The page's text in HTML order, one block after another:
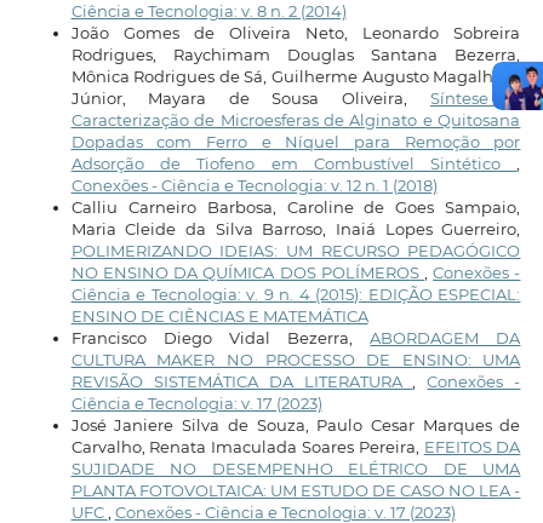
Ciência e Tecnologia: v. 8 n. 2 (2014)
João Gomes de Oliveira Neto, Leonardo Sobreira
Rodrigues, Raychimam Douglas Santana Bezerra,
Mônica Rodrigues de Sá, Guilherme Augusto Magalhães
Júnior, Mayara de Sousa Oliveira, Síntese e
Caracterização de Microesferas de Alginato e Quitosana
Dopadas com Ferro e Níquel para Remoção por
Adsorção de Tiofeno em Combustível Sintético
Conexões - Ciência e Tecnologia: v. 12 n. 1 (2018)
Calliu Carneiro Barbosa, Caroline de Goes Sampaio,
Maria Cleide da Silva Barroso, Inaiá Lopes Guerreiro,
POLIMERIZANDO IDEIAS: UM RECURSO PEDAGÓGICO
NO ENSINO DA QUÍMICA DOS POLÍMEROS
,Conexões -
Ciência e Tecnologia: v. 9 n. 4 (2015): EDIÇÃO ESPECIAL:
ENSINO DE CIÊNCIAS E MATEMÁTICA
Francisco Diego Vidal Bezerra,ABORDAGEM DA
CULTURA MAKER NO PROCESSO DE ENSINO: UMA
REVISÃO SISTEMÁTICA DA LITERATURA
,Conexões -
Ciência e Tecnologia: v. 17 (2023)
José Janiere Silva de Souza, Paulo Cesar Marques de
Carvalho, Renata Imaculada Soares Pereira, EFEITOS DA
SUJIDADE NO DESEMPENHO ELÉTRICO DE UMA
PLANTA FOTOVOLTAICA: UM ESTUDO DE CASO NO LEA -
UFC Conexões - Ciência e Tecnologia: v. 17 (2023)